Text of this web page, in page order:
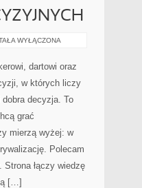
WYŁĄCZONA
dartowi oraz
w których liczy
dobra decyzja. To
grać
mierzą wyżej: w
Polecam
łączy wiedzę
[…]